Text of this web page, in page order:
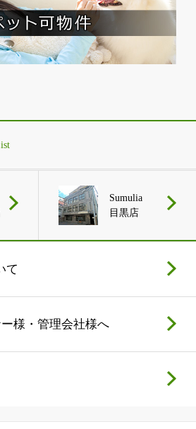
Sumulia
目黒店
て
様・管理会社様へ